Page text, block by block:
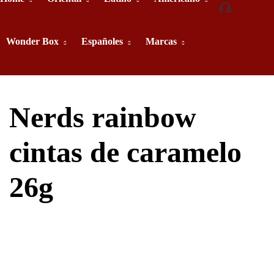
Wonder Box Españoles Marcas
661
Nerds rainbow
cintas de caramelo
26g